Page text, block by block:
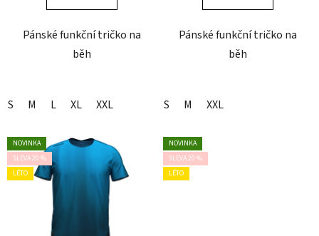
Pánské funkční tričko na
běh
S M L XL XXL
Pánské funkční tričko na
běh
S M XXL
NOVINKA
SLEVA 20 %
LÉTO
NOVINKA
SLEVA 20 %
LÉTO